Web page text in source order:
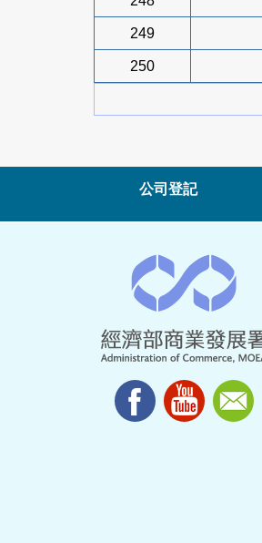
249
250
公司登記